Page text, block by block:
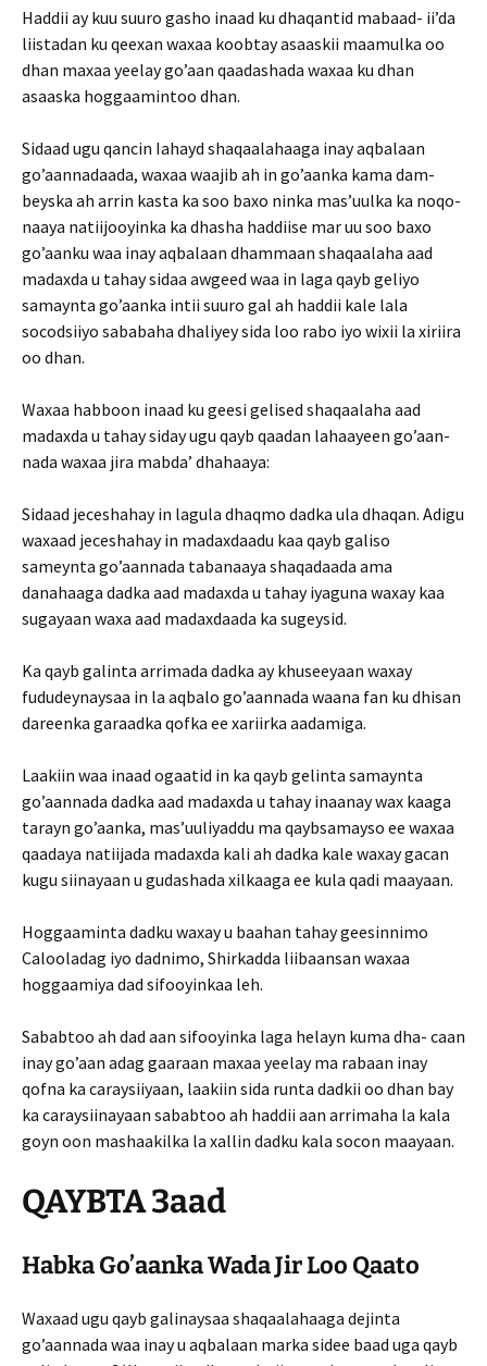
Haddii ay kuu suuro gasho inaad ku dhaqantid mabaad- ii’da
liistadan ku qeexan waxaa koobtay asaaskii maamulka oo
dhan maxaa yeelay go’aan qaadashada waxaa ku dhan
asaaska hoggaamintoo dhan.
Sidaad ugu qancin Iahayd shaqaalahaaga inay aqbalaan
go’aannadaada, waxaa waajib ah in go’aanka kama dam-
beyska ah arrin kasta ka soo baxo ninka mas’uulka ka noqo-
naaya natiijooyinka ka dhasha haddiise mar uu soo baxo
go’aanku waa inay aqbalaan dhammaan shaqaalaha aad
madaxda u tahay sidaa awgeed waa in laga qayb geliyo
samaynta go’aanka intii suuro gal ah haddii kale lala
socodsiiyo sababaha dhaliyey sida loo rabo iyo wixii la xiriira
oo dhan.
Waxaa habboon inaad ku geesi gelised shaqaalaha aad
madaxda u tahay siday ugu qayb qaadan lahaayeen go’aan­
nada waxaa jira mabda’ dhahaaya:
Sidaad jeceshahay in lagula dhaqmo dadka ula dhaqan. Adigu
waxaad jeceshahay in madaxdaadu kaa qayb galiso
sameynta go’aannada tabanaaya shaqadaada ama
danahaaga dadka aad madaxda u tahay iyaguna waxay kaa
sugayaan waxa aad madaxdaada ka sugeysid.
Ka qayb galinta arrimada dadka ay khuseeyaan waxay
fududeynaysaa in la aqbalo go’aannada waana fan ku dhisan
dareenka garaadka qofka ee xariirka aadamiga.
Laakiin waa inaad ogaatid in ka qayb gelinta samaynta
go’aannada dadka aad madaxda u tahay inaanay wax kaaga
tarayn go’aanka, mas’uuliyaddu ma qaybsamayso ee waxaa
qaadaya natiijada madaxda kali ah dadka kale waxay gacan
kugu siinayaan u gudashada xilkaaga ee kula qadi maayaan.
Hoggaaminta dadku waxay u baahan tahay geesinnimo
Calooladag iyo dadnimo, Shirkadda liibaansan waxaa
hoggaamiya dad sifooyinkaa leh.
Sababtoo ah dad aan sifooyinka laga helayn kuma dha- caan
inay go’aan adag gaaraan maxaa yeelay ma rabaan inay
qofna ka caraysiiyaan, laakiin sida runta dadkii oo dhan bay
ka caraysiinayaan sababtoo ah haddii aan arrimaha la kala
goyn oon mashaakilka la xallin dadku kala socon maayaan.
QAYBTA 3aad
Habka Go’aanka Wada Jir Loo Qaato
Waxaad ugu qayb galinaysaa shaqaalahaaga dejinta
go’aannada waa inay u aqbalaan marka sidee baad uga qayb